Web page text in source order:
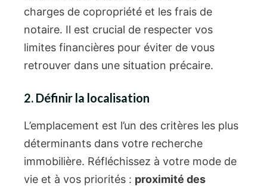
charges de copropriété et les frais de
notaire. Il est crucial de respecter vos
limites financières pour éviter de vous
retrouver dans une situation précaire.
2. Définir la localisation
L’emplacement est l’un des critères les plus
déterminants dans votre recherche
immobilière. Réfléchissez à votre mode de
vie et à vos priorités : proximité des